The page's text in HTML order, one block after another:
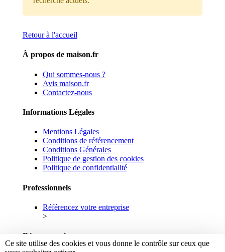
Retour à l'accueil
À propos de maison.fr
Qui sommes-nous ?
Avis maison.fr
Contactez-nous
Informations Légales
Mentions Légales
Conditions de référencement
Conditions Générales
Politique de gestion des cookies
Politique de confidentialité
Professionnels
Référencez votre entreprise
>
Réseaux sociaux
Ce site utilise des cookies et vous donne le contrôle sur ceux que